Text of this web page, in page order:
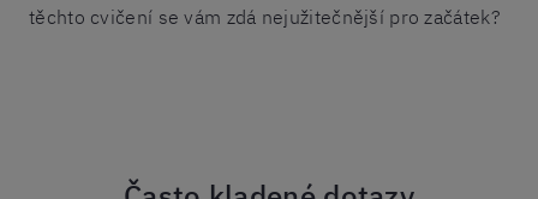
těchto cvičení se vám zdá nejužitečnější pro začátek?